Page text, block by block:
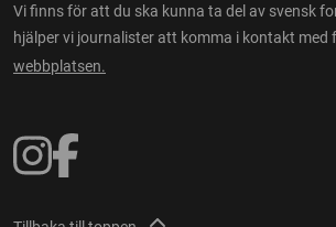
Vi finns för att du ska kunna ta del av svensk
hjälper vi journalister att komma i kontakt med
webbplatsen.